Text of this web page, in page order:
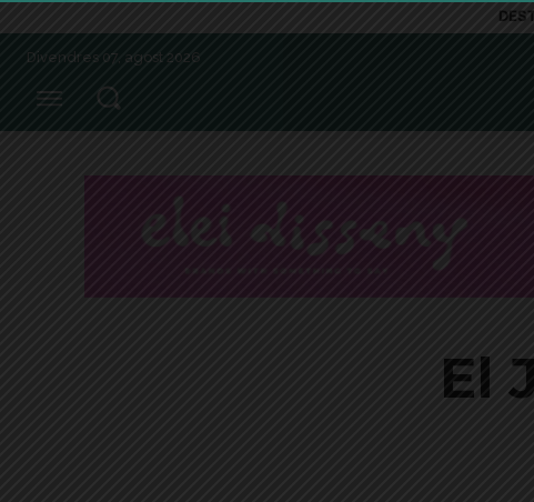
Divendres 07, agost 2026
El